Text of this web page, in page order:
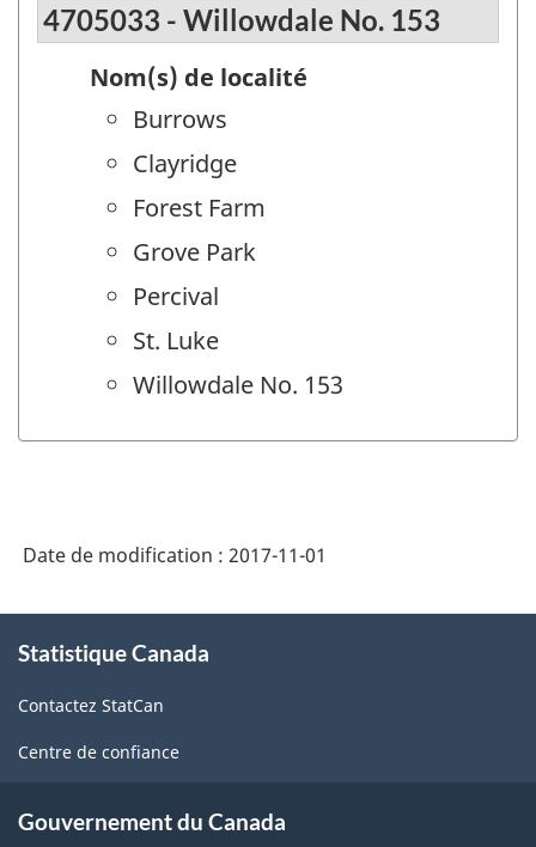
4705033 - Willowdale No. 153
Nom(s) de localité
Burrows
Clayridge
Forest Farm
Grove Park
Percival
St. Luke
Willowdale No. 153
Date de modification : 2017-11-01
propos
ce
site
Statistique Canada
Contactez StatCan
Centre de confiance
Gouvernement du Canada